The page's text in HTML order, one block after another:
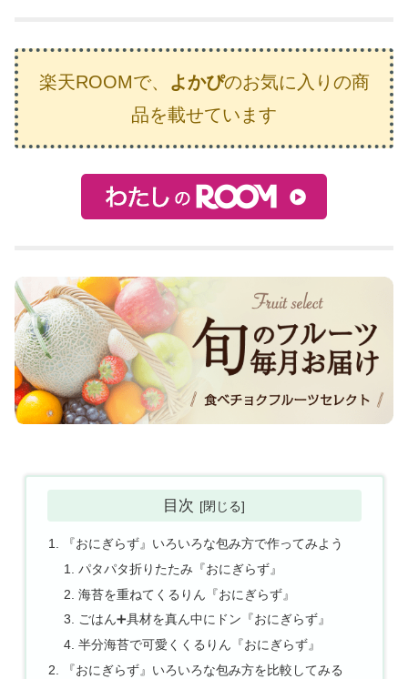
楽天ROOMで、 よかぴのお気に入りの商
品を載せています
目次
『おにぎらず』いろいろな包み方で作ってみよう
パタパタ折りたたみ『おにぎらず』
海苔を重ねてくるりん『おにぎらず』
ごはん➕具材を真ん中にドン『おにぎらず』
半分海苔で可愛くくるりん『おにぎらず』
『おにぎらず』いろいろな包み方を比較してみる